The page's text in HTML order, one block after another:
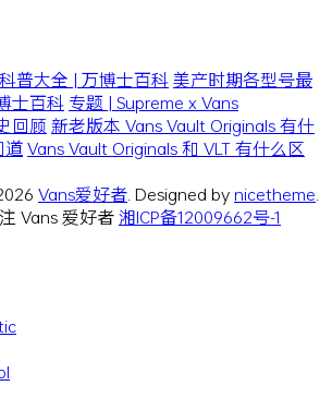
普大全 | 万博士百科美产时期各型号最
士百科 专题 | Supreme x Vans
回顾 新老版本 Vans Vault Originals 有什
道Vans Vault Originals 和 VLT 有什么区
Vans爱好者 . Designed bynicetheme
Vans 爱好者湘ICP备12009662号-1